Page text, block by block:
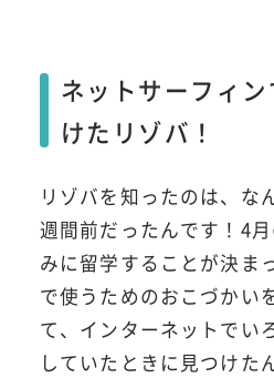
ネットサーフィ
けたリゾバ！
リゾバを知ったのは、な
週間前だったんです！4
みに留学することが決ま
で使うためのおこづかい
て、インターネットでい
していたときに見つけた